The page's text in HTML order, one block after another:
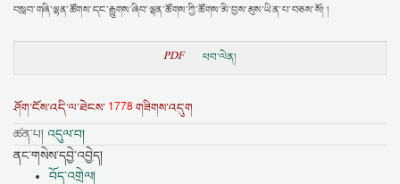
བསླབ་གཞི་ལྷན་ཚོགས་དང་རྒྱུགས་ཞིབ་ལྷན་ཚོགས་ཀྱི་ཚོགས་མི་བྱས་མུས་ཡིན་པ་བཅས་སོ། །
PDF ཕབ་ལེན།
ཤོག་ངོས་འདི་ལ་ཐེངས་ 1778 གཟིགས་འདུག
ཚན་པ། འདུལ་བ།
ནང་གསེས་དབྱེ་འབྱེད།
བོད་འགྲེལ།